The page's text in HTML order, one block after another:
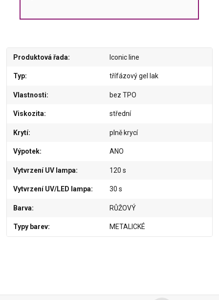
Produktová řada Iconic line
Typ třífázový gel lak
Vlastnosti bez TPO
Viskozita střední
Krytí plně krycí
Výpotek ANO
Vytvrzení UV lampa 120 s
Vytvrzení UV/LED lampa 30 s
Barva RŮŽOVÝ
Typy barev METALICKÉ